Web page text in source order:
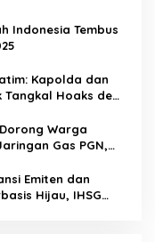
Indonesia Tembus
Kapolda dan
Hoaks demi
Warga
Gas PGN,
Emiten dan
Hijau, IHSG